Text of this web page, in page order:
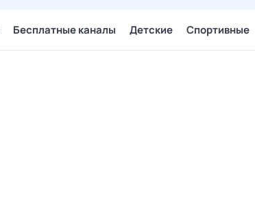
Бесплатные каналы Детские Спортивные